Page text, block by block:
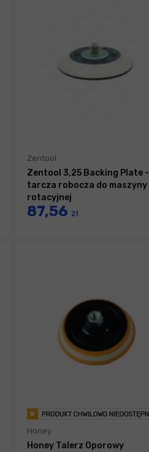
Zentool
Zentool 3,25 Backing Plate -
tarcza robocza do maszyny
rotacyjnej
87,56 zł
Honey
Honey Talerz Oporowy